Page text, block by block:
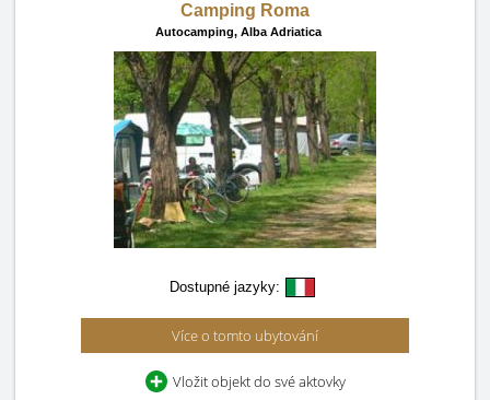
Camping Roma
Autocamping, Alba Adriatica
Dostupné jazyky:
Více o tomto ubytování
Vložit objekt do své aktovky